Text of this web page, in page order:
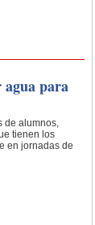
agua para
de alumnos,
tienen los
en jornadas de